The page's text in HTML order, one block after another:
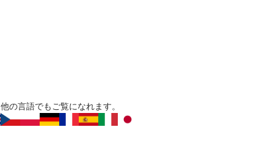
他の言語でもご覧になれます。